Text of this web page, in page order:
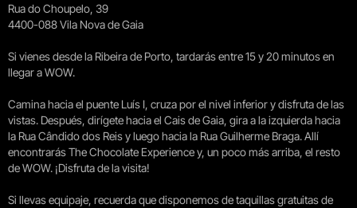
Rua do Choupelo, 39
4400-088 Vila Nova de Gaia
Si vienes desde la Ribeira de Porto, tardarás entre 15 y 20 minutos en
llegar a WOW.
Camina hacia el puente Luís I, cruza por el nivel inferior y disfruta de las
vistas. Después, dirígete hacia el Cais de Gaia, gira a la izquierda hacia
la Rua Cândido dos Reis y luego hacia la Rua Guilherme Braga. Allí
encontrarás The Chocolate Experience y, un poco más arriba, el resto
de WOW. ¡Disfruta de la visita!
Si llevas equipaje, recuerda que disponemos de taquillas gratuitas de